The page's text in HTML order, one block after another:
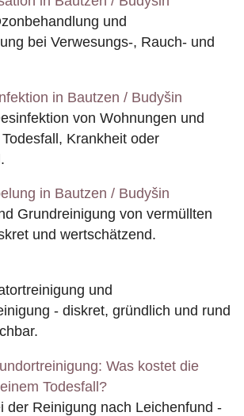
und
bei Verwesungs-, Rauch- und
in Bautzen / Budyšin
von Wohnungen und
Krankheit oder
in Bautzen / Budyšin
Grundreinigung von vermüllten
und wertschätzend.
und
- diskret, gründlich und rund
Was kostet die
Todesfall?
der Reinigung nach Leichenfund -